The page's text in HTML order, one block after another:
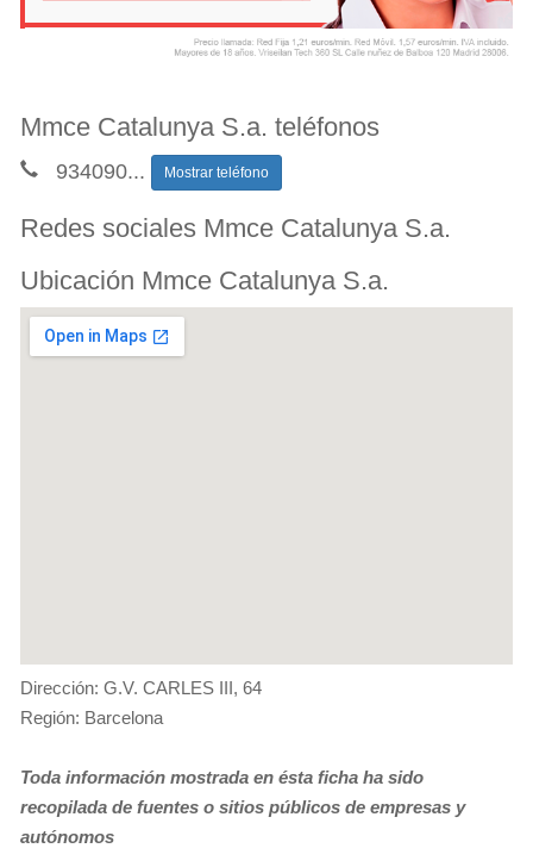
Mmce Catalunya S.a. teléfonos
934090... Mostrar teléfono
Redes sociales Mmce Catalunya S.a.
Ubicación Mmce Catalunya S.a.
Dirección: G.V. CARLES III, 64
Región: Barcelona
Toda información mostrada en ésta ficha ha sido
recopilada de fuentes o sitios públicos de empresas y
autónomos